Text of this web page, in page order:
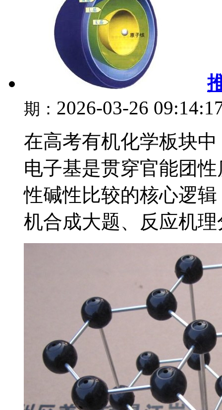
期： 2026-03-26
在高考有机化学板块
电子基是贯穿官能团
性碱性比较的核心逻
机合成大题、反应机